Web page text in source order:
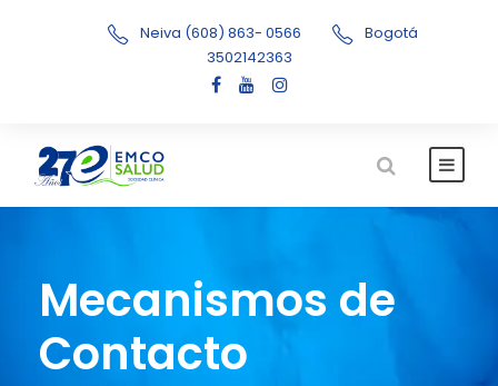
Neiva (608) 863- 0566
Bogotá
3502142363
Mecanismos de
Contacto